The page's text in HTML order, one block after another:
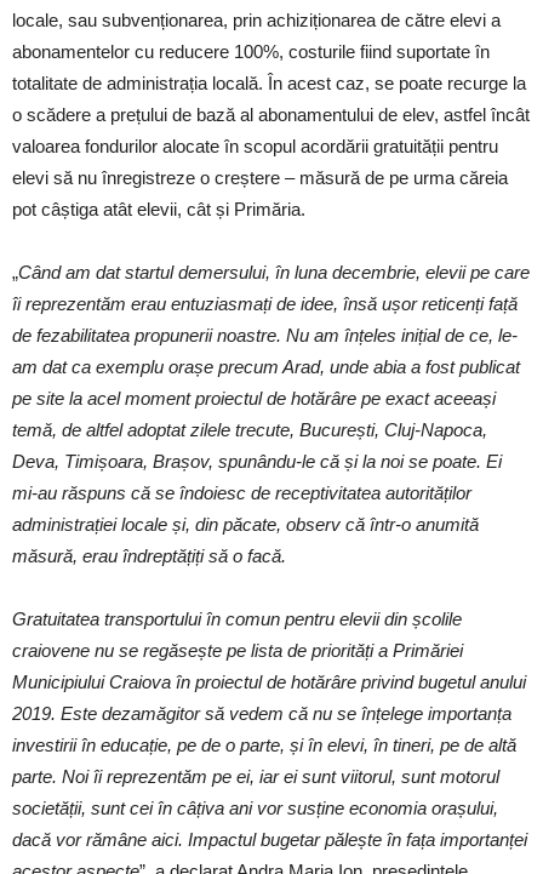
locale, sau subvenționarea, prin achiziționarea de către elevi a
abonamentelor cu reducere 100%, costurile fiind suportate în
totalitate de administrația locală. În acest caz, se poate recurge la
o scădere a prețului de bază al abonamentului de elev, astfel încât
valoarea fondurilor alocate în scopul acordării gratuității pentru
elevi să nu înregistreze o creștere – măsură de pe urma căreia
pot câștiga atât elevii, cât și Primăria.
„Când am dat startul demersului, în luna decembrie, elevii pe care
îi reprezentăm erau entuziasmați de idee, însă ușor reticenți față
de fezabilitatea propunerii noastre. Nu am înțeles inițial de ce, le-
am dat ca exemplu orașe precum Arad, unde abia a fost publicat
pe site la acel moment proiectul de hotărâre pe exact aceeași
temă, de altfel adoptat zilele trecute, București, Cluj-Napoca,
Deva, Timișoara, Brașov, spunându-le că și la noi se poate. Ei
mi-au răspuns că se îndoiesc de receptivitatea autorităților
administrației locale și, din păcate, observ că într-o anumită
măsură, erau îndreptățiți să o facă.
Gratuitatea transportului în comun pentru elevii din școlile
craiovene nu se regăsește pe lista de priorități a Primăriei
Municipiului Craiova în proiectul de hotărâre privind bugetul anului
2019. Este dezamăgitor să vedem că nu se înțelege importanța
investirii în educație, pe de o parte, și în elevi, în tineri, pe de altă
parte. Noi îi reprezentăm pe ei, iar ei sunt viitorul, sunt motorul
societății, sunt cei în câțiva ani vor susține economia orașului,
dacă vor rămâne aici. Impactul bugetar pălește în fața importanței